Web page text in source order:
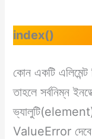
index()
কোন একটি এলিমেন্ট
তাহলে সর্বনিম্ন
ভ্যালুটি(element)
ValueError